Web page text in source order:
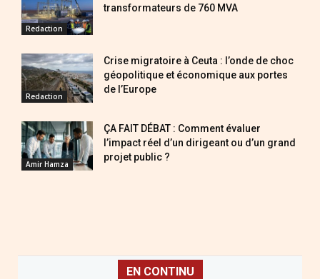
Redaction
transformateurs de 760 MVA
Redaction
Crise migratoire à Ceuta : l’onde de choc
géopolitique et économique aux portes
de l’Europe
Amir Hamza
ÇA FAIT DÉBAT : Comment évaluer
l’impact réel d’un dirigeant ou d’un grand
projet public ?
EN CONTINU